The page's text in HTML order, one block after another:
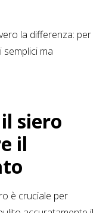
la differenza: per
ma
siero
il
è cruciale per